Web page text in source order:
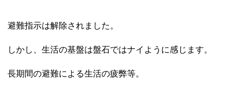
避難指示は解除されました。
しかし、生活の基盤は盤石ではナイように感じます。
長期間の避難による生活の疲弊等。